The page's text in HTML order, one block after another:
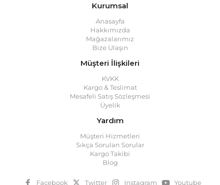
Kurumsal
Anasayfa
Hakkımızda
Mağazalarımız
Bize Ulaşın
Müşteri İlişkileri
KVKK
Kargo & Teslimat
Mesafeli Satış Sözleşmesi
Üyelik
Yardım
Müşteri Hizmetleri
Sıkça Sorulan Sorular
Kargo Takibi
Blog
Facebook Twitter Instagram Youtube